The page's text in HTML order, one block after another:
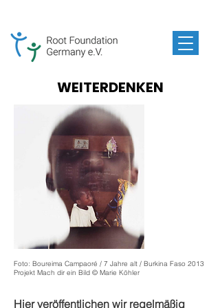
WEITERDENKEN
Foto: Boureima Campaoré / 7 Jahre alt / Burkina Faso 2013
Projekt Mach dir ein Bild © Marie Köhler
Hier veröffentlichen wir regelmäßig